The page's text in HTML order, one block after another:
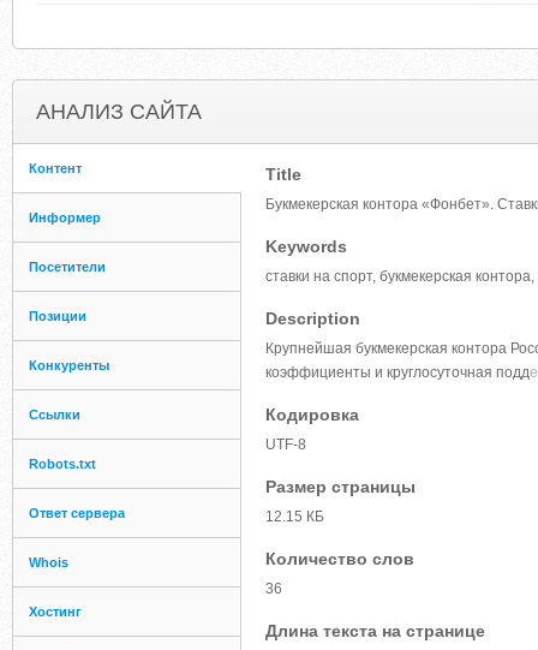
АНАЛИЗ САЙТА
Контент
Информер
Посетители
Позиции
Конкуренты
Ссылки
Robots.txt
Ответ сервера
Whois
Хостинг
Title
Букмекерская контора «Фонбет».
Keywords
ставки на спорт, букмекерская
Description
Крупнейшая букмекерская контора
коэффициенты и круглосуточная подд
Кодировка
UTF-8
Размер страницы
12.15 КБ
Количество слов
36
Длина текста на странице